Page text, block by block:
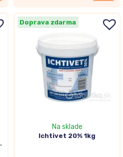
Doprava zdarma
Na sklade
Ichtivet 20% 1kg